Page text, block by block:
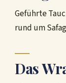
Geführte
rund um
Das